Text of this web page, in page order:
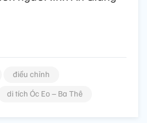
điều chỉnh
di tích Óc Eo – Ba Thê